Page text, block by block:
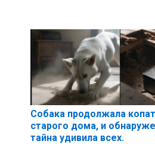
Собака продолжала
старого дома, и
тайна удивила всех.